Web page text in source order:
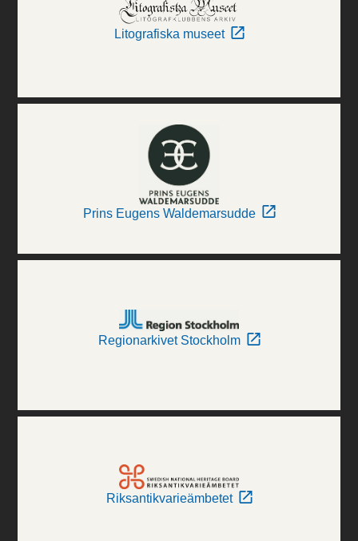
Litografiska museet
Prins Eugens Waldemarsudde
Regionarkivet Stockholm
Riksantikvarieämbetet